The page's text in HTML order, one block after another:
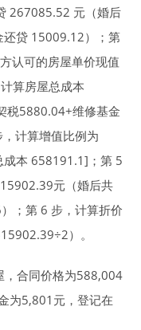
267085.52 元（婚后
贷 15009.12）；第
认可的房屋单价现值
算房屋总成本
税5880.04+维修基金
计算增值比例为
本 658191.1]；第 5
元（婚后共
；第 6 步，计算折价
）。
，合同价格为588,004
为5,801元，登记在